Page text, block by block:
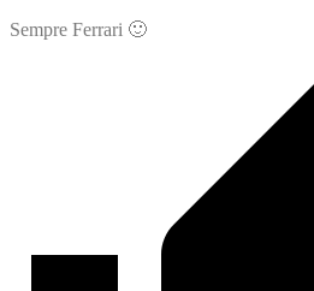
Sempre Ferrari 🙂